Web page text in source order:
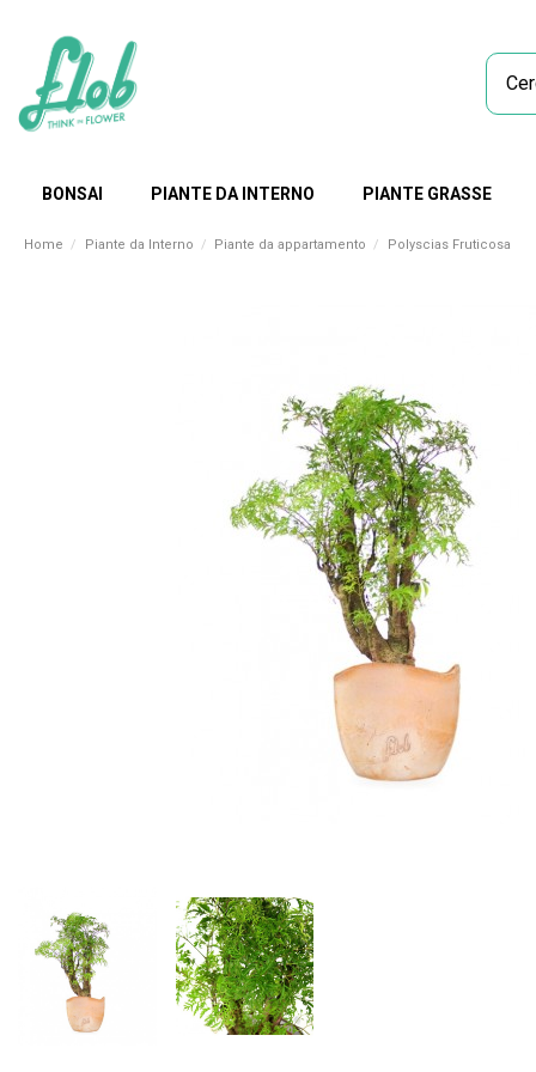
BONSAI PIANTE DA INTERNO PIANTE GRASSE
Home Piante da Interno Piante da appartamento Polyscias Fruticosa